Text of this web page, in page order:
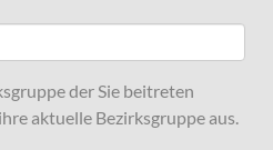
der Sie beitreten
aktuelle Bezirksgruppe aus.